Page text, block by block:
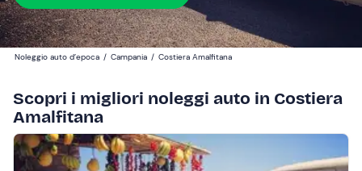
Noleggio auto d’epoca / Campania / Costiera Amalfitana
Scopri i migliori noleggi auto in Costiera
Amalfitana